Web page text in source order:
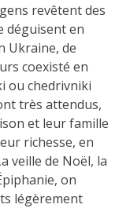
revêtent des
déguisent en
Ukraine, de
coexisté en
ou chedrivniki
très attendus,
et leur famille
richesse, en
veille de Noël, la
on
légèrement